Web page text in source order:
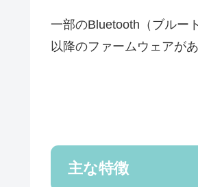
一部のBluetooth（ブルー
以降のファームウェアが
主な特徴